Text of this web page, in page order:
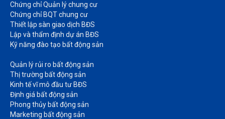
Chứng chỉ Quản lý chung cư​
Chứng chỉ BQT chung cư​
Thiết lập sàn giao dịch BĐS​
Lập và thẩm định dự án BĐS​
Kỹ năng đào tạo bất động sản​
Quản lý rủi ro bất động sản​
Thị trường bất động sản​
Kinh tế vĩ mô đầu tư BĐS​
Định giá bất động sản​
Phong thủy bất động sản​
Marketing bất động sản​